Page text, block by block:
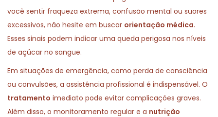
você sentir fraqueza extrema, confusão mental ou suores
excessivos, não hesite em buscar orientação médica.
Esses sinais podem indicar uma queda perigosa nos níveis
de açúcar no sangue.
Em situações de emergência, como perda de consciência
ou convulsões, a assistência profissional é indispensável. O
tratamento imediato pode evitar complicações graves.
Além disso, o monitoramento regular e a nutrição